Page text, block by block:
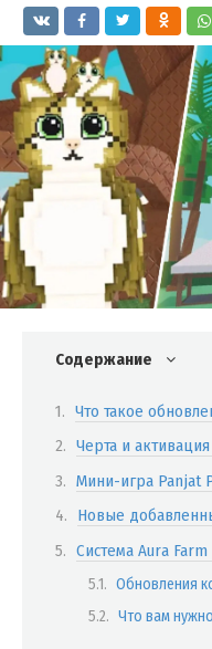
Содержание
Что такое
Черта и
Мини-игра Panjat
Новые
Система Aura
Обновления
Что вам